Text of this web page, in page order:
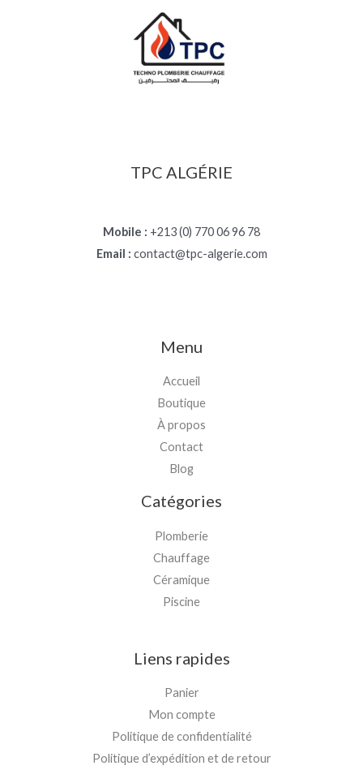
TPC ALGÉRIE
Mobile : +213 (0) 770 06 96 78
Email : contact@tpc-algerie.com
Menu
Accueil
Boutique
À propos
Contact
Blog
Catégories
Plomberie
Chauffage
Céramique
Piscine
Liens rapides
Panier
Mon compte
Politique de confidentialité
Politique d’expédition et de retour